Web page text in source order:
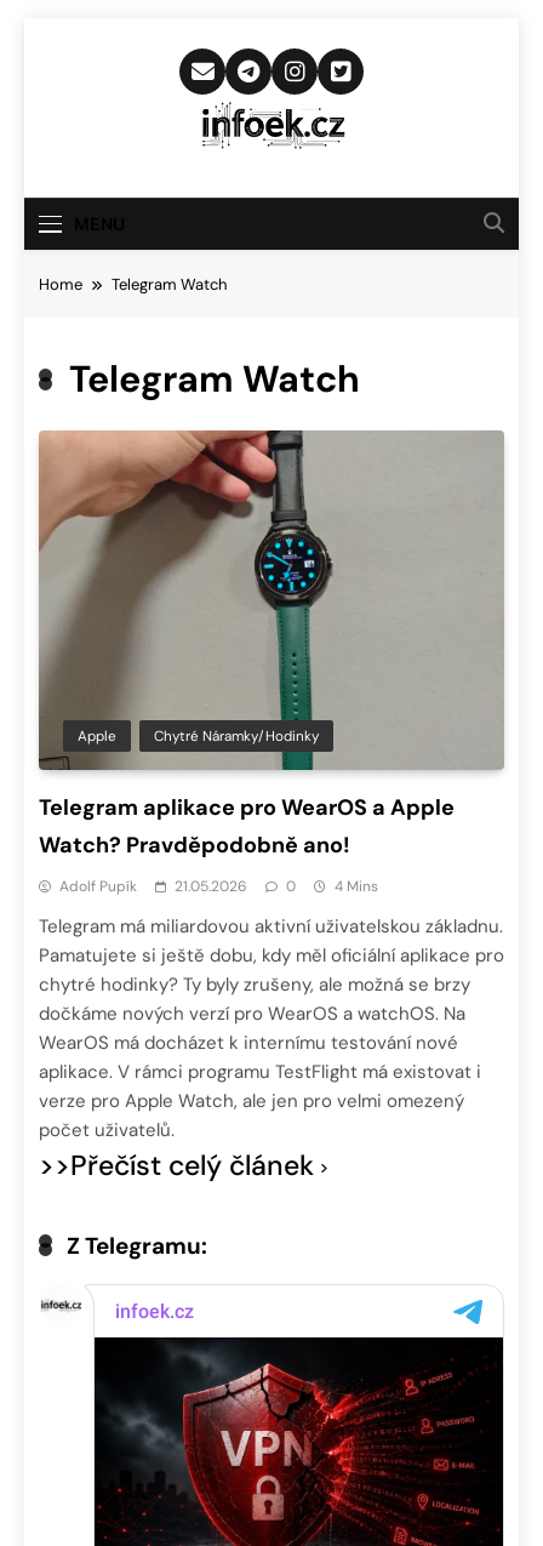
Infoek.cz
Novinkám
Home Telegram Watch
Telegram Watch
Apple Chytré Náramky/hodinky
Telegram aplikace pro WearOS a Apple
Watch? Pravděpodobně ano!
Adolf Pupík 21.05.2026 0 4 Mins
Telegram má miliardovou aktivní uživatelskou základnu.
Pamatujete si ještě dobu, kdy měl oficiální aplikace pro
chytré hodinky? Ty byly zrušeny, ale možná se brzy
dočkáme nových verzí pro WearOS a watchOS. Na
WearOS má docházet k internímu testování nové
aplikace. V rámci programu TestFlight má existovat i
verze pro Apple Watch, ale jen pro velmi omezený
počet uživatelů.
>>Přečíst celý článek
Z Telegramu: